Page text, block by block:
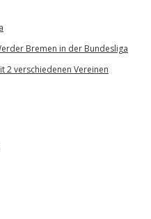
Bremen in der Bundesliga
2 verschiedenen Vereinen